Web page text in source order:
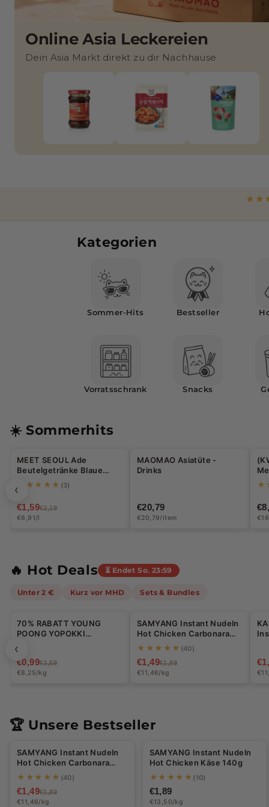
t
i
c
h
e
m
a
t:
a
I
n
s
t
Online Asia Leckereien
Dein Asia Markt direkt zu dir Nachhause
Kategorien
Sommer-Hits Bestseller
Vorratsschrank Snacks
☀️ Sommerhits
‹
-27%
MEET SEOUL Ade
Beutelgetränke Blaue
Zitrone 230ml
★★★★★ (3)
€1,59€2,19
€6,91/l
MAOMAO Asiatüte -
Drinks
€20,79
€20,79/item
🔥 Hot Deals ⏳ Endet So. 23:59
Unter 2 € Kurz vor MHD Sets & Bundles
‹
-72%
70% RABATT YOUNG
POONG YOPOKKI
Stück Max pro Bestellung
€0,99€3,59
€8,25/kg
-21%
SAMYANG Instant Nudeln
Hot Chicken Carbonara
130g
★★★★★ (40)
€1,49€1,89
€11,46/kg
-
🏆 Unsere Bestseller
-21%
Halal
SAMYANG Instant Nudeln
Hot Chicken Carbonara
130g
★★★★★ (40)
€1,49€1,89
€11,46/kg
SAMYANG Instant Nudeln
Hot Chicken Käse 140g
★★★★★ (10)
€1,89
€13,50/kg